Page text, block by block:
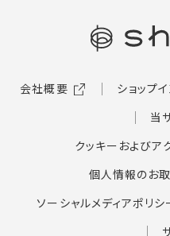
会社概要 ショップ
当
クッキーおよびア
個人情報のお
ソーシャルメディアポリシ